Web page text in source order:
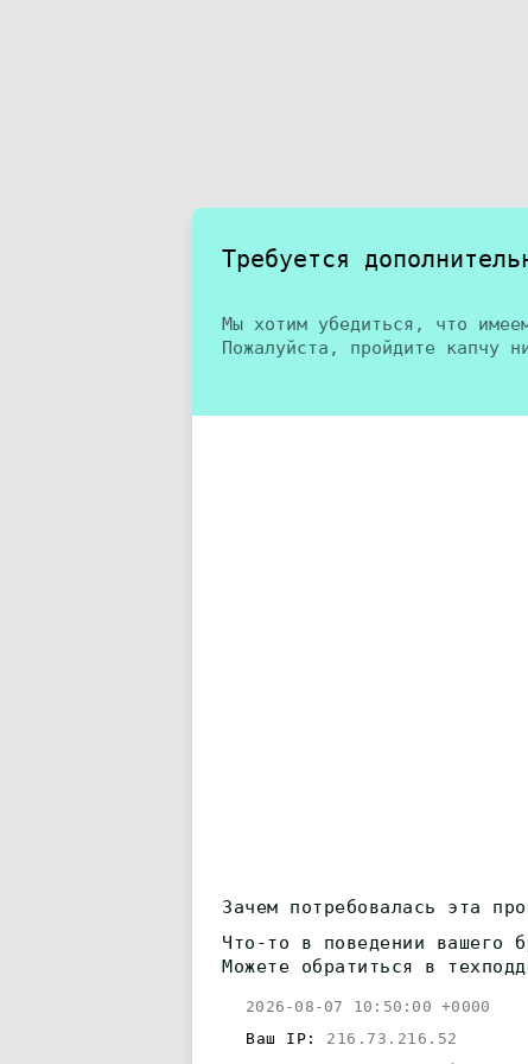
Требуется
Мы хотим убедиться, что
Пожалуйста, пройдите капчу
Зачем потребовалась эта
Что-то в поведении вашего
Можете обратиться в
2026-08-07 10:50:00 +0000
Ваш IP: 216.73.216.52